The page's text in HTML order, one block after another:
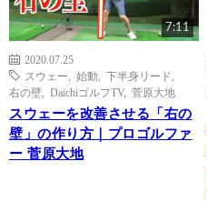
7:11
2020.07.25
スウェー
始動 下半身リード
右の壁
DaichiゴルフTV, 菅原大地
スウェーを改善させる「右の
壁」の作り方｜プロゴルファ
ー 菅原大地